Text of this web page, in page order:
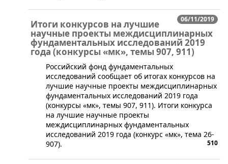
06/11/2019
Итоги конкурсов на лучшие
научные проекты междисциплинарных
фундаментальных исследований 2019
года (конкурсы «мк», темы 907, 911)
​Российский фонд фундаментальных
исследований сообщает об итогах конкурсов на
лучшие научные проекты междисциплинарных
фундаментальных исследований 2019 года
(конкурсы «мк», темы 907, 911). Итоги конкурса
на лучшие научные проекты
междисциплинарных фундаментальных
исследований 2019 года (конкурс «мк», тема 26-
907).
510